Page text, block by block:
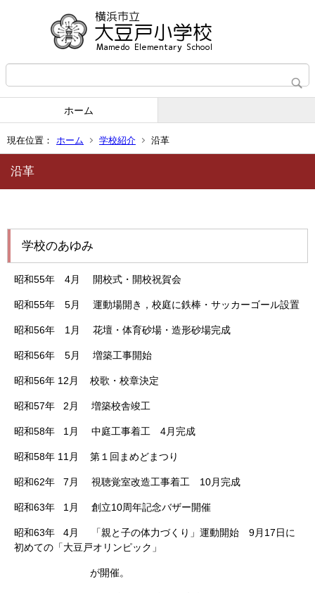
ホーム
現在位置： ホーム 学校紹介 沿革
沿革
学校のあゆみ
昭和55年 4月 開校式・開校祝賀会
昭和55年 5月 運動場開き，校庭に鉄棒・サッカーゴール設置
昭和56年 1月 花壇・体育砂場・造形砂場完成
昭和56年 5月 増築工事開始
昭和56年 12月 校歌・校章決定
昭和57年 2月 増築校舎竣工
昭和58年 1月 中庭工事着工 4月完成
昭和58年 11月 第１回まめどまつり
昭和62年 7月 視聴覚室改造工事着工 10月完成
昭和63年 1月 創立10周年記念バザー開催
昭和63年 4月 「親と子の体力づくり」運動開始 9月17日に
初めての「大豆戸オリンピック」
が開催。